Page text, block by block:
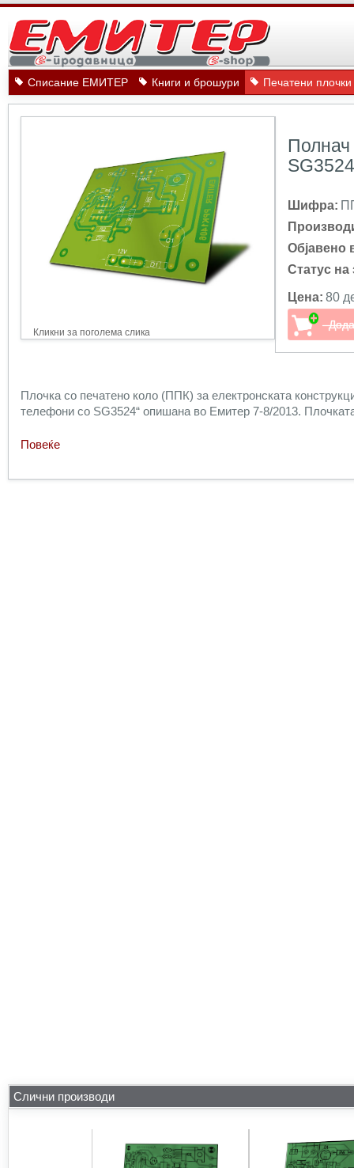
Списание ЕМИТЕР Книги и брошури Печатени
Кликни за поголема слика
SG3524
Шифра:
Објавено
Статус на
Цена: 80
Плочка со печатено коло (ППК) за електронската
телефони со SG3524“ опишана во Емитер 7-8/2013.
Повеќе
Слични производи